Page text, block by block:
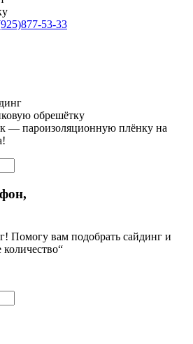
53-33
обрешётку
— пароизоляционную плёнку на
Помогу вам подобрать сайдинг и
количество“